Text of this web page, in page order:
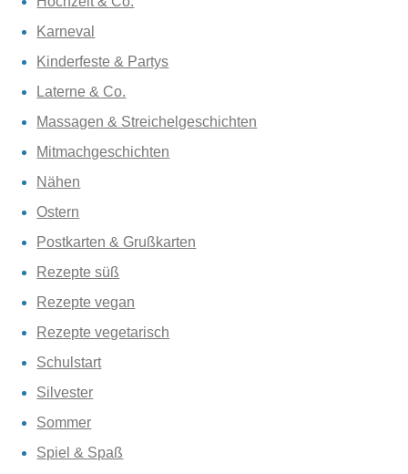
Karneval
Kinderfeste & Partys
Laterne & Co.
Massagen & Streichelgeschichten
Mitmachgeschichten
Nähen
Ostern
Postkarten & Grußkarten
Rezepte süß
Rezepte vegan
Rezepte vegetarisch
Schulstart
Silvester
Sommer
Spiel & Spaß